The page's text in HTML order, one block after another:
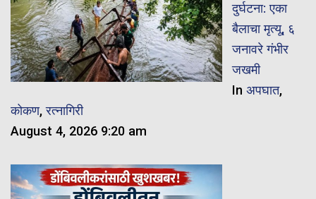
दुर्घटना: एका
बैलाचा मृत्यू, ६
जनावरे गंभीर
जखमी
In अपघात,
कोकण,रत्नागिरी
August 4, 2026 9:20 am